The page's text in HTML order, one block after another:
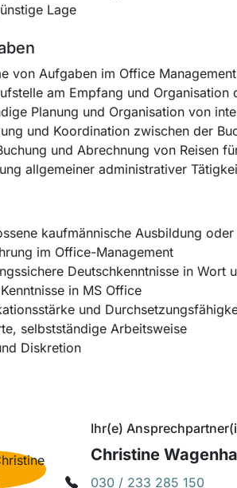
Lage
von Aufgaben im Office
am Empfang und Organisation
Planung und Organisation von
und Koordination zwischen der
und Abrechnung von Reisen
allgemeiner administrativer
kaufmännische Ausbildung
im Office-Management
Deutschkenntnisse in Wort
in MS Office
und
selbstständige Arbeitsweise
Diskretion
Ihr(e)
Christine
030 / 233 285 150